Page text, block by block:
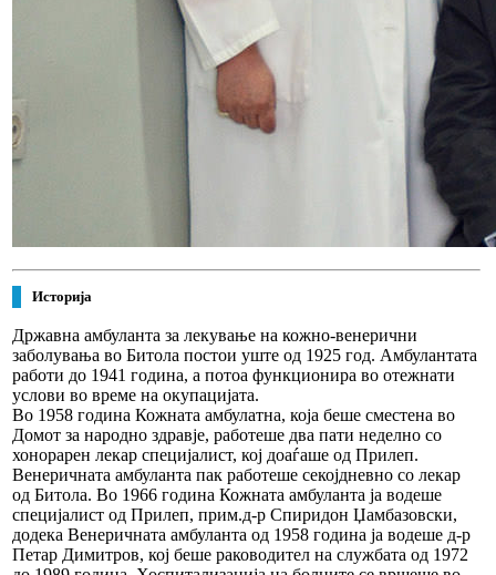
Историја
Државна амбуланта за лекување на кожно-венерични
заболувања во Битола постои уште од 1925 год. Амбулантата
работи до 1941 година, а потоа функционира во отежнати
услови во време на окупацијата.
Во 1958 година Кожната амбулатна, која беше сместена во
Домот за народно здравје, работеше два пати неделно со
хонорарен лекар специјалист, кој доаѓаше од Прилеп.
Венеричната амбуланта пак работеше секојдневно со лекар
од Битола. Во 1966 година Кожната амбуланта ја водеше
специјалист од Прилеп, прим.д-р Спиридон Џамбазовски,
додека Венеричната амбуланта од 1958 година ја водеше д-р
Петар Димитров, кој беше раководител на службата од 1972